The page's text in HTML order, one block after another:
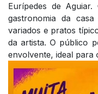
Eurípedes de
gastronomia da
variados e pratos
da artista. O público
envolvente, ideal para